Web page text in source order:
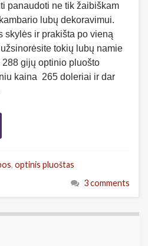
panaudoti ne tik žaibiškam
lubų dekoravimui.
skylės ir prakišta po vieną
tokių lubų namie
gijų optinio pluošto
kaina 265 doleriai ir dar
, optinis pluoštas
3 comments